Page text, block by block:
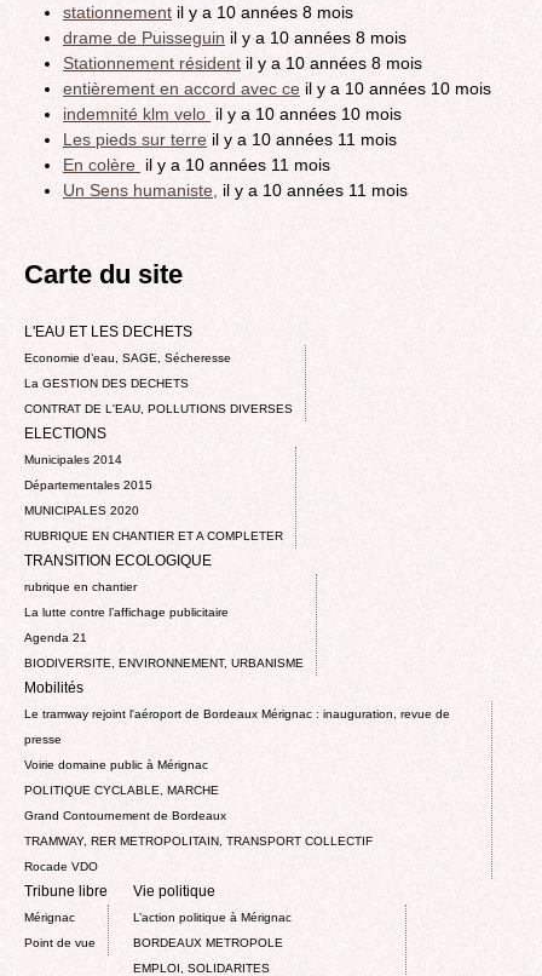
stationnement il y a 10 années 8 mois
drame de Puisseguin il y a 10 années 8 mois
Stationnement résident il y a 10 années 8 mois
entièrement en accord avec ce il y a 10 années 10 mois
indemnité klm velo il y a 10 années 10 mois
Les pieds sur terre il y a 10 années 11 mois
En colère il y a 10 années 11 mois
Un Sens humaniste, il y a 10 années 11 mois
Carte du site
L'EAU ET LES DECHETS
Economie d’eau, SAGE, Sécheresse
La GESTION DES DECHETS
CONTRAT DE L'EAU, POLLUTIONS DIVERSES
ELECTIONS
Municipales 2014
Départementales 2015
MUNICIPALES 2020
RUBRIQUE EN CHANTIER ET A COMPLETER
TRANSITION ECOLOGIQUE
rubrique en chantier
La lutte contre l’affichage publicitaire
Agenda 21
BIODIVERSITE, ENVIRONNEMENT, URBANISME
Mobilités
Le tramway rejoint l'aéroport de Bordeaux Mérignac : inauguration, revue de
presse
Voirie domaine public à Mérignac
POLITIQUE CYCLABLE, MARCHE
Grand Contournement de Bordeaux
TRAMWAY, RER METROPOLITAIN, TRANSPORT COLLECTIF
Rocade VDO
Tribune libre
Mérignac
Point de vue
Vie politique
L’action politique à Mérignac
BORDEAUX METROPOLE
EMPLOI, SOLIDARITES